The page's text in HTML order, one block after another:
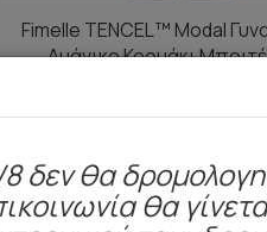
Fimelle TENCEL™ Modal
Αμάνικο Κορμάκι
δεν θα
θα